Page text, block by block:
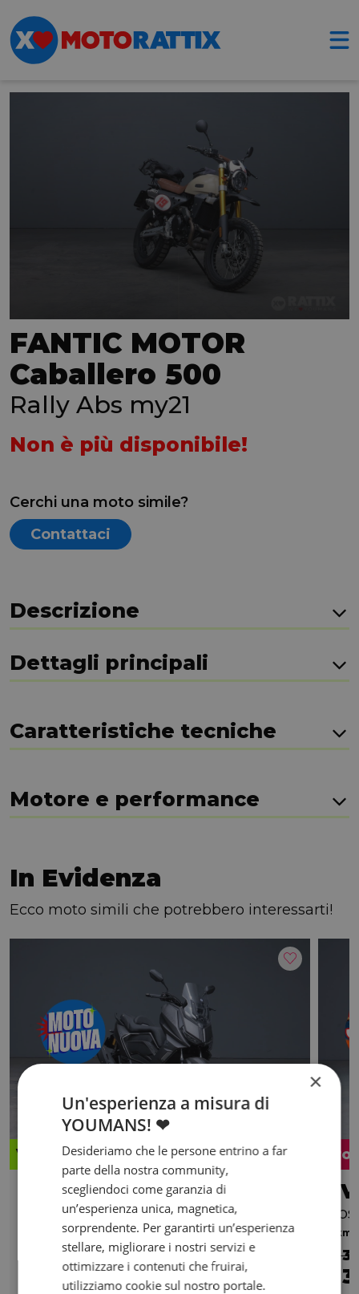
FANTIC MOTOR
Caballero 500
Rally Abs my21
Non è più disponibile!
Cerchi una moto simile?
Contattaci
Descrizione
Dettagli principali
Caratteristiche tecniche
Motore e performance
In Evidenza
Ecco moto simili che potrebbero interessarti!
Valore futuro garantito
0 km | 278 cc | 26.5 Hp | 19.5 Kw
4.290 85 /mese
Abs
0 km
€
×
Un'esperienza a misura di
YOUMANS! ❤
Desideriamo che le persone entrino a far
parte della nostra community,
scegliendoci come garanzia di
un’esperienza unica, magnetica,
sorprendente. Per garantirti un’esperienza
stellare, migliorare i nostri servizi e
ottimizzare i contenuti che fruirai,
utilizziamo cookie sul nostro portale.